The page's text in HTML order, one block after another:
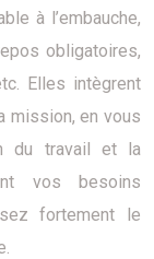
à l’embauche,
obligatoires,
Elles intègrent
mission, en vous
du travail et la
vos besoins
fortement le